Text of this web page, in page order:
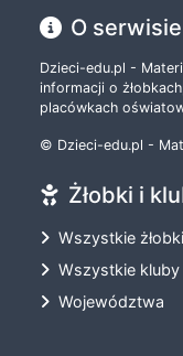
O serwisie
Dzieci-edu.pl -
informacji o
placówkach
© Dzieci-edu.pl -
Żłobki i
Wszystkie żłobki
Wszystkie
Województwa